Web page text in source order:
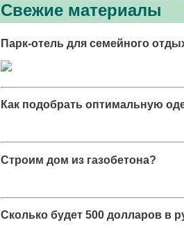
Свежие материалы
Парк-отель для семейного
Как подобрать оптимальную
Строим дом из газобетона?
Сколько будет 500 долларов в